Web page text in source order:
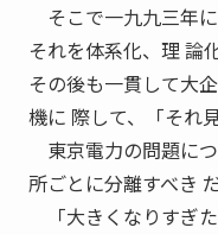
そこで一九九三年
それを体系化、理 論
その後も一貫して大
機に 際して、「それ
東京電力の問題に
所ごとに分離すべき
「大きくなりすぎ